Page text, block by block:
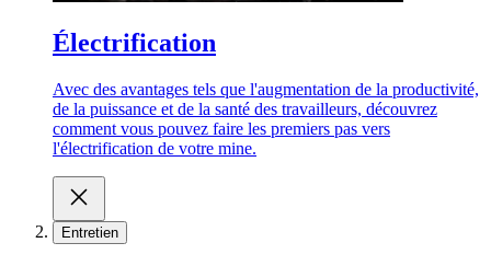
Électrification
Avec des avantages tels que l'augmentation de la productivité,
de la puissance et de la santé des travailleurs, découvrez
comment vous pouvez faire les premiers pas vers
l'électrification de votre mine.
Entretien